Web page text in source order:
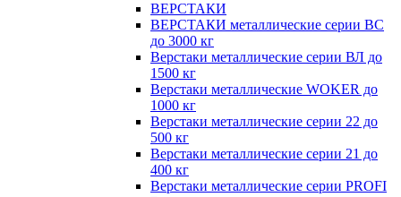
ВЕРСТАКИ
ВЕРСТАКИ металлические серии ВС
до 3000 кг
Верстаки металлические серии ВЛ до
1500 кг
Верстаки металлические WOKER до
1000 кг
Верстаки металлические серии 22 до
500 кг
Верстаки металлические серии 21 до
400 кг
Верстаки металлические серии PROFI